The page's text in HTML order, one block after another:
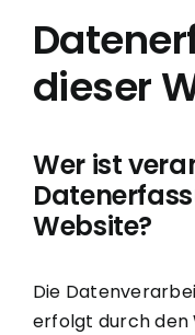
dieser
Wer ist
Website?
Die
erfolgt durch den